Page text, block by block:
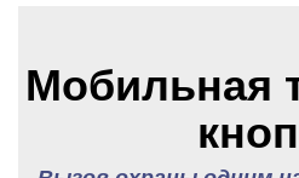
Мобильная